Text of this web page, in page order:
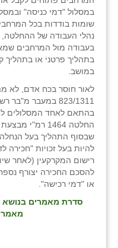
במסלול "דמי כניסה"
שומות בודדות בכל
נהלי העבודה של ההחלטה,
בעבודה מול המרחבים
בתהליך פרטני או בתהליך
במושב.
לאור חוסר בכח אדם, לא
823/1311 במעבר
שבסוף התהליך בעל הנחלה
להיות בעל זכויות
רישום המקרקעין (לאחר
להסכם החכירה יצורף
או "דמי רכישה".
סדרת מאמרים בנושא
מאמר